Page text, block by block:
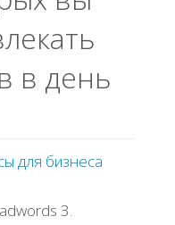
в день
для бизнеса
3.